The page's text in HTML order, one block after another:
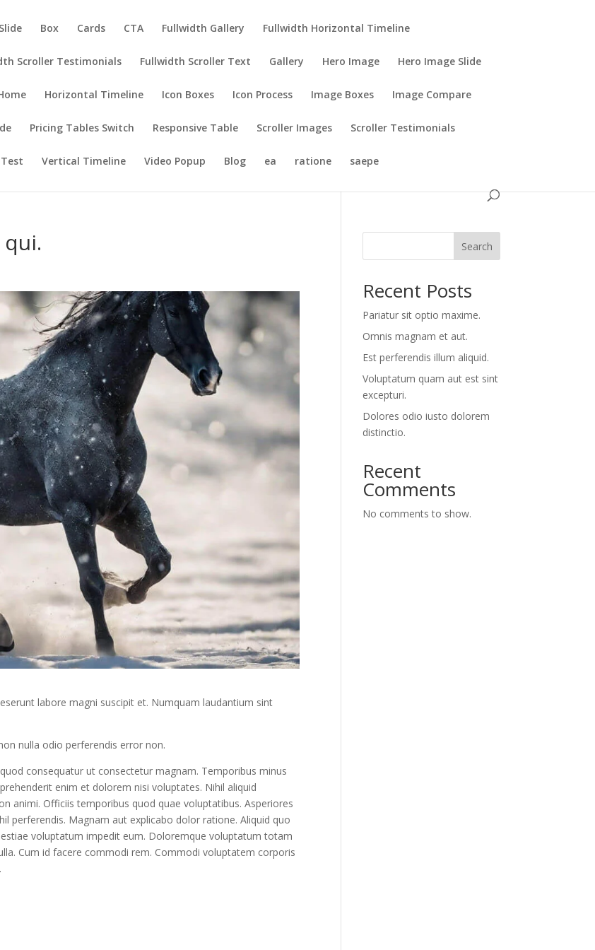
Box Cards CTA Fullwidth Gallery Fullwidth Horizontal Timeline
Scroller Testimonials Fullwidth Scroller Text Gallery Hero Image Hero Image Slide
Horizontal Timeline Icon Boxes Icon Process Image Boxes Image Compare
Pricing Tables Switch Responsive Table Scroller Images Scroller Testimonials
Test Vertical Timeline Video Popup Blog ea ratione saepe
labore magni suscipit et. Numquam laudantium sint
nulla odio perferendis error non.
consequatur ut consectetur magnam. Temporibus minus
enim et dolorem nisi voluptates. Nihil aliquid
animi. Officiis temporibus quod quae voluptatibus. Asperiores
perferendis. Magnam aut explicabo dolor ratione. Aliquid quo
voluptatum impedit eum. Doloremque voluptatum totam
Cum id facere commodi rem. Commodi voluptatem corporis
Search
Recent Posts
Pariatur sit optio maxime.
Omnis magnam et aut.
Est perferendis illum aliquid.
Voluptatum quam aut est sint
excepturi.
Dolores odio iusto dolorem
distinctio.
Recent
Comments
No comments to show.